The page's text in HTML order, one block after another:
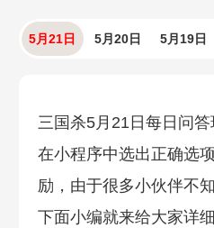
5月21日 5月20日 5月19日
三国杀5月21日每日问
在小程序中选出正确选
励，由于很多小伙伴不
下面小编就来给大家详